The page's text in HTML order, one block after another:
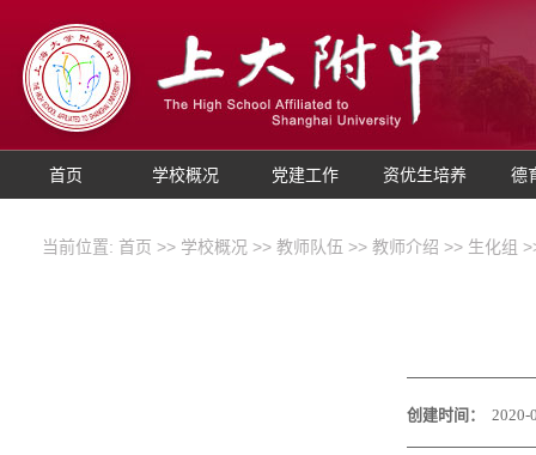
首页 学校概况 党建工作 资优生培养 德
当前位置: 首页 >> 学校概况 >> 教师队伍 >> 教师介绍 >> 生化组
创建时间： 2020-